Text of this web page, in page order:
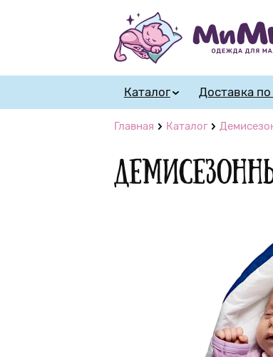
Каталог Доставка
Главная Каталог